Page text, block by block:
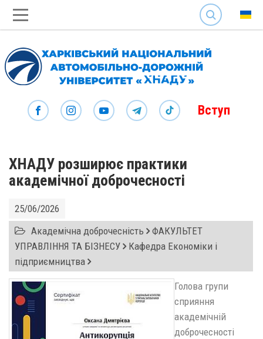
SEARCH
Вступ
ХНАДУ розширює практики
академічної доброчесності
25/06/2026
Академічна доброчесність ФАКУЛЬТЕТ
УПРАВЛІННЯ ТА БІЗНЕСУ Кафедра Економіки і
підприємництва
Голова групи
сприяння
академічній
доброчесності